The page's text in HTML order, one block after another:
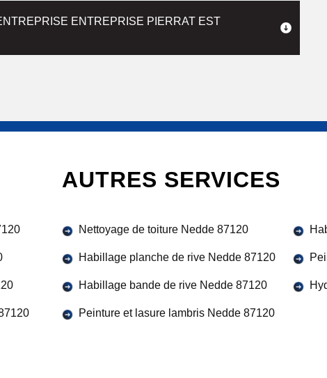
ENTREPRISE PIERRAT EST
AUTRES SERVICES
Nettoyage de toiture Nedde 87120
Habillage planche de rive Nedde 87120
Habillage bande de rive Nedde 87120
Peinture et lasure lambris Nedde 87120